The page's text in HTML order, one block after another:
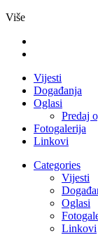
Više
Vijesti
Događanja
Oglasi
Predaj
Fotogalerija
Linkovi
Categories
Vijesti
Oglasi
Linkovi